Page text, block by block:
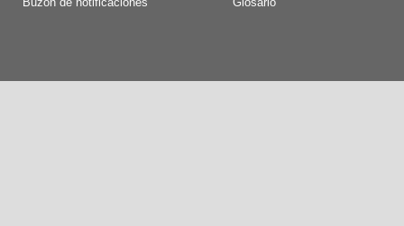
Buzón de notificaciones
Glosario